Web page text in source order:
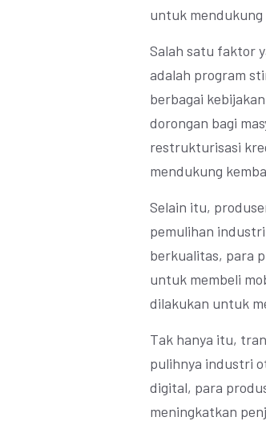
untuk
Salah satu faktor
adalah program
berbagai
dorongan bagi
restrukturisasi
mendukung
Selain itu,
pemulihan
berkualitas, para
untuk membeli
dilakukan untuk
Tak hanya itu,
pulihnya industri
digital, para
meningkatkan